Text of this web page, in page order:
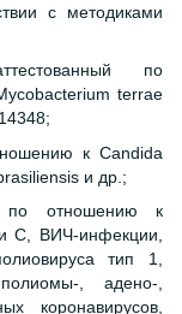
с методиками
по
terrae
к Candida
и др.;
по отношению к
С, ВИЧ-инфекции,
тип 1,
, адено-,
коронавирусов,